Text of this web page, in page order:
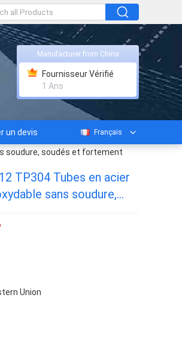
Manufacturer from China
Fournisseur Vérifié
1 Ans
un devis Français
soudure, soudés et fortement
TP304 Tubes en acier
sans soudure,
Union